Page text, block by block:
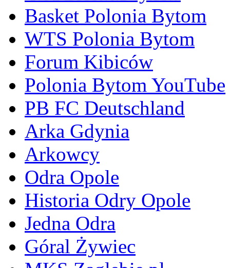
Basket Polonia Bytom
WTS Polonia Bytom
Forum Kibiców
Polonia Bytom YouTube
PB FC Deutschland
Arka Gdynia
Arkowcy
Odra Opole
Historia Odry Opole
Jedna Odra
Góral Żywiec